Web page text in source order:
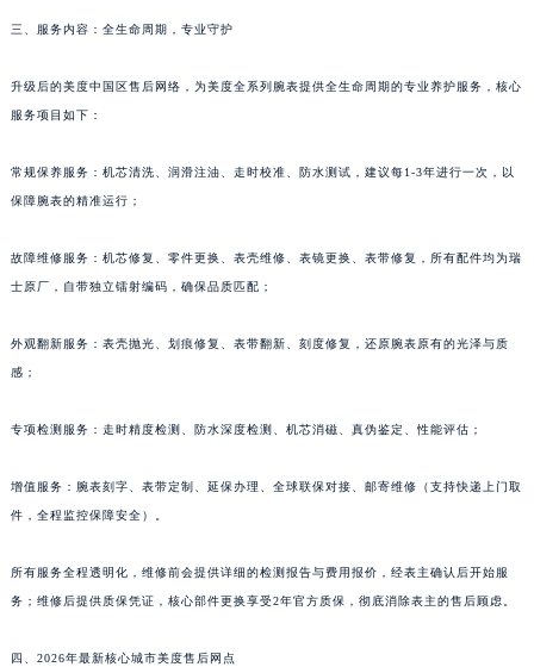
三、服务内容：全生命周期，专业守护
升级后的美度中国区售后网络，为美度全系列腕表提供全生命周期的专业养护服务，核心
服务项目如下：
常规保养服务：机芯清洗、润滑注油、走时校准、防水测试，建议每1-3年进行一次，以
保障腕表的精准运行；
故障维修服务：机芯修复、零件更换、表壳维修、表镜更换、表带修复，所有配件均为瑞
士原厂，自带独立镭射编码，确保品质匹配；
外观翻新服务：表壳抛光、划痕修复、表带翻新、刻度修复，还原腕表原有的光泽与质
感；
专项检测服务：走时精度检测、防水深度检测、机芯消磁、真伪鉴定、性能评估；
增值服务：腕表刻字、表带定制、延保办理、全球联保对接、邮寄维修（支持快递上门取
件，全程监控保障安全）。
所有服务全程透明化，维修前会提供详细的检测报告与费用报价，经表主确认后开始服
务；维修后提供质保凭证，核心部件更换享受2年官方质保，彻底消除表主的售后顾虑。
四、2026年最新核心城市美度售后网点